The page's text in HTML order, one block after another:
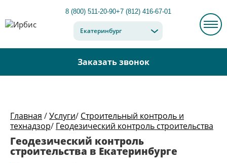
8 (800) 511-20-90+7 (812) 416-67-01
Екатеринбург
Заказать звонок
Главная /Услуги/ Строительный контроль и
технадзор/ Геодезический контроль строительства
Геодезический контроль
строительства в Екатеринбурге